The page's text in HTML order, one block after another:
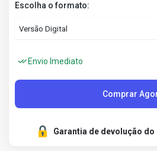
Escolha o formato:
Envio Imediato
Comprar
Garantia de devolução